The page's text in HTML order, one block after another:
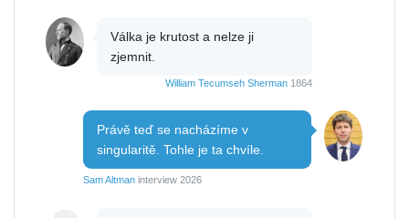
Válka je krutost a nelze ji
zjemnit.
William Tecumseh Sherman 1864
Právě teď se nacházíme v
singularitě. Tohle je ta chvíle.
Sam Altman interview 2026